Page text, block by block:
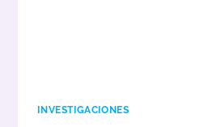
INVESTIGACIONES